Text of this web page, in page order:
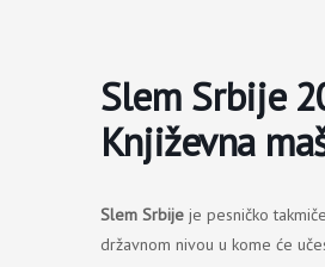
Slem Srbije
Književna
Slem Srbije je pesničko
državnom nivou u kome će